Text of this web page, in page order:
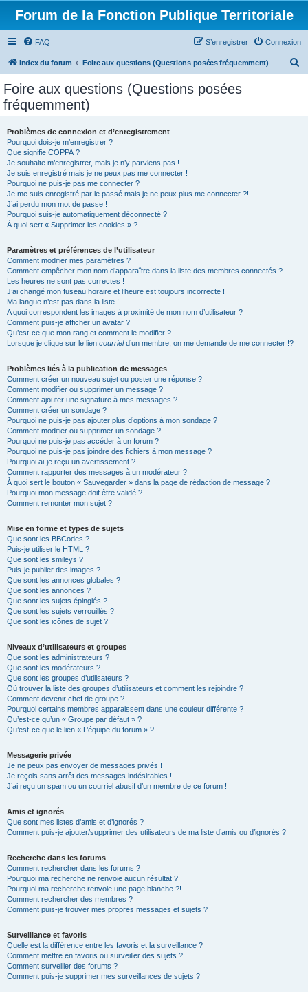
Forum de la Fonction Publique Territoriale
FAQ Connexion
S’enregistrer
Index du forum Foire aux questions (Questions posées fréquemment)
Foire aux questions (Questions posées
fréquemment)
Problèmes de connexion et d’enregistrement
Pourquoi dois-je m’enregistrer ?
Que signifie COPPA ?
Je souhaite m’enregistrer, mais je n’y parviens pas !
Je suis enregistré mais je ne peux pas me connecter !
Pourquoi ne puis-je pas me connecter ?
Je me suis enregistré par le passé mais je ne peux plus me connecter ?!
J’ai perdu mon mot de passe !
Pourquoi suis-je automatiquement déconnecté ?
À quoi sert « Supprimer les cookies » ?
Paramètres et préférences de l’utilisateur
Comment modifier mes paramètres ?
Comment empêcher mon nom d’apparaître dans la liste des membres connectés ?
Les heures ne sont pas correctes !
J’ai changé mon fuseau horaire et l’heure est toujours incorrecte !
Ma langue n’est pas dans la liste !
A quoi correspondent les images à proximité de mon nom d’utilisateur ?
Comment puis-je afficher un avatar ?
Qu’est-ce que mon rang et comment le modifier ?
Lorsque je clique sur le lien courrield’un membre, on me demande de me connecter !?
Problèmes liés à la publication de messages
Comment créer un nouveau sujet ou poster une réponse ?
Comment modifier ou supprimer un message ?
Comment ajouter une signature à mes messages ?
Comment créer un sondage ?
Pourquoi ne puis-je pas ajouter plus d’options à mon sondage ?
Comment modifier ou supprimer un sondage ?
Pourquoi ne puis-je pas accéder à un forum ?
Pourquoi ne puis-je pas joindre des fichiers à mon message ?
Pourquoi ai-je reçu un avertissement ?
Comment rapporter des messages à un modérateur ?
À quoi sert le bouton « Sauvegarder » dans la page de rédaction de message ?
Pourquoi mon message doit être validé ?
Comment remonter mon sujet ?
Mise en forme et types de sujets
Que sont les BBCodes ?
Puis-je utiliser le HTML ?
Que sont les smileys ?
Puis-je publier des images ?
Que sont les annonces globales ?
Que sont les annonces ?
Que sont les sujets épinglés ?
Que sont les sujets verrouillés ?
Que sont les icônes de sujet ?
Niveaux d’utilisateurs et groupes
Que sont les administrateurs ?
Que sont les modérateurs ?
Que sont les groupes d’utilisateurs ?
Où trouver la liste des groupes d’utilisateurs et comment les rejoindre ?
Comment devenir chef de groupe ?
Pourquoi certains membres apparaissent dans une couleur différente ?
Qu’est-ce qu’un « Groupe par défaut » ?
Qu’est-ce que le lien « L’équipe du forum » ?
Messagerie privée
Je ne peux pas envoyer de messages privés !
Je reçois sans arrêt des messages indésirables !
J’ai reçu un spam ou un courriel abusif d’un membre de ce forum !
Amis et ignorés
Que sont mes listes d’amis et d’ignorés ?
Comment puis-je ajouter/supprimer des utilisateurs de ma liste d’amis ou d’ignorés ?
Recherche dans les forums
Comment rechercher dans les forums ?
Pourquoi ma recherche ne renvoie aucun résultat ?
Pourquoi ma recherche renvoie une page blanche ?!
Comment rechercher des membres ?
Comment puis-je trouver mes propres messages et sujets ?
Surveillance et favoris
Quelle est la différence entre les favoris et la surveillance ?
Comment mettre en favoris ou surveiller des sujets ?
Comment surveiller des forums ?
Comment puis-je supprimer mes surveillances de sujets ?